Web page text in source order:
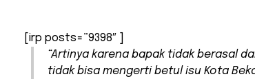
[irp posts=”9398″ ]
“Artinya karena bapak tidak berasal
tidak bisa mengerti betul isu Kota